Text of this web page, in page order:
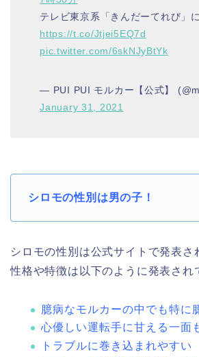
テレビ東京系「きんだーてれび」
https://t.co/Jtjei5EQ7d
pic.twitter.com/6skNJyBtYk
— PUI PUI モルカー【公式】
January 31, 2021
シロモの性別は男の子 ！
シロモの性別は公式サイトで発表さ
性格や特徴は以下のように発表され
臆病なモルカーの中でも特に
心優しい運転手に甘える一面
トラブルに巻き込まれやすい